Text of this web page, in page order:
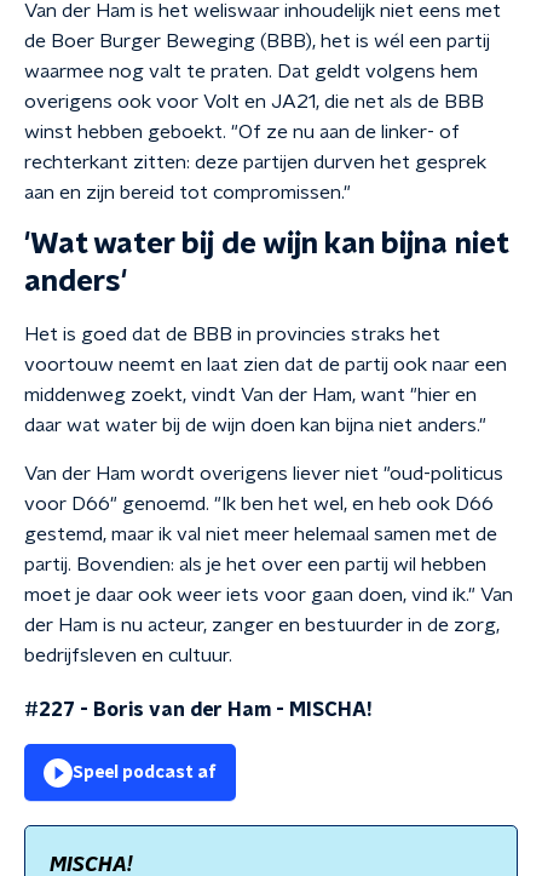
Van der Ham is het weliswaar inhoudelijk niet eens met
de Boer Burger Beweging (BBB), het is wél een partij
waarmee nog valt te praten. Dat geldt volgens hem
overigens ook voor Volt en JA21, die net als de BBB
winst hebben geboekt. "Of ze nu aan de linker- of
rechterkant zitten: deze partijen durven het gesprek
aan en zijn bereid tot compromissen."
'Wat water bij de wijn kan bijna niet
anders'
Het is goed dat de BBB in provincies straks het
voortouw neemt en laat zien dat de partij ook naar een
middenweg zoekt, vindt Van der Ham, want "hier en
daar wat water bij de wijn doen kan bijna niet anders."
Van der Ham wordt overigens liever niet "oud-politicus
voor D66" genoemd. "Ik ben het wel, en heb ook D66
gestemd, maar ik val niet meer helemaal samen met de
partij. Bovendien: als je het over een partij wil hebben
moet je daar ook weer iets voor gaan doen, vind ik." Van
der Ham is nu acteur, zanger en bestuurder in de zorg,
bedrijfsleven en cultuur.
#227 - Boris van der Ham - MISCHA!
Speel podcast af
MISCHA!